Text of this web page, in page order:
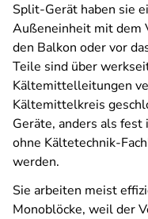
Split-Gerät haben sie
Außeneinheit mit dem
den Balkon oder vor
Teile sind über
Kältemittelleitungen
Kältemittelkreis
Geräte, anders als
ohne Kältetechnik-
werden.
Sie arbeiten meist
Monoblöcke, weil der